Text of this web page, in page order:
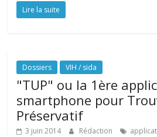
Lire la suite
Dossiers VIH / sida
"TUP" ou la 1ère
smartphone pour
Préservatif
3 juin 2014 Rédaction